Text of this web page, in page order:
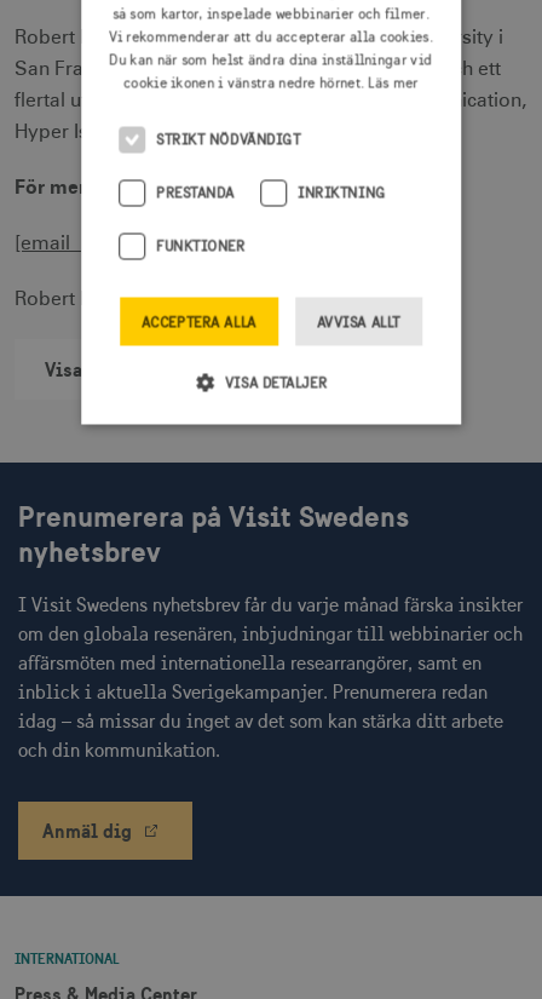
Robert har en examen från Academy of Art University i
San Francisco, DIHR på Stockholms Universitet och ett
flertal utbildningar från Berghs School of Communication,
Hyper Island och IKEA.
För mer information:
[email protected], 070-6446412
Robert Hedlund: 070-4267947
Visa alla nyheter
Prenumerera på Visit Swedens
nyhetsbrev
I Visit Swedens nyhetsbrev får du varje månad färska insikter
om den globala resenären, inbjudningar till webbinarier och
affärsmöten med internationella researrangörer, samt en
inblick i aktuella Sverigekampanjer. Prenumerera redan
idag – så missar du inget av det som kan stärka ditt arbete
och din kommunikation.
Anmäl dig
INTERNATIONAL
så som kartor, inspelade webbinarier och filmer.
Vi rekommenderar att du accepterar alla cookies.
Du kan när som helst ändra dina inställningar vid
cookie ikonen i vänstra nedre hörnet. Läs mer
STRIKT NÖDVÄNDIGT
PRESTANDA INRIKTNING
FUNKTIONER
ACCEPTERA ALLA AVVISA ALLT
VISA DETALJER
Inriktning
Funktioner
Strikt nödvändiga cookies tillåter
säker webbplats. Webbplatsen kan inte
användas ordentligt utan strikt nödvändiga
Namn
Leverantör / Domän
Utgång
csrftoken
.visitsweden.com 1 år